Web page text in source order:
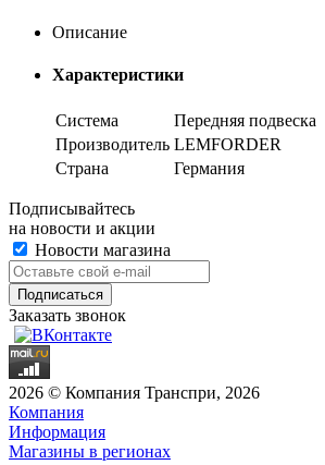
Описание
Характеристики
Система
Передняя подвеска
Производитель LEMFORDER
Страна
Германия
Подписывайтесь
на новости и акции
Новости магазина
Заказать звонок
2026 © Компания Транспри, 2026
Компания
Информация
Магазины в регионах